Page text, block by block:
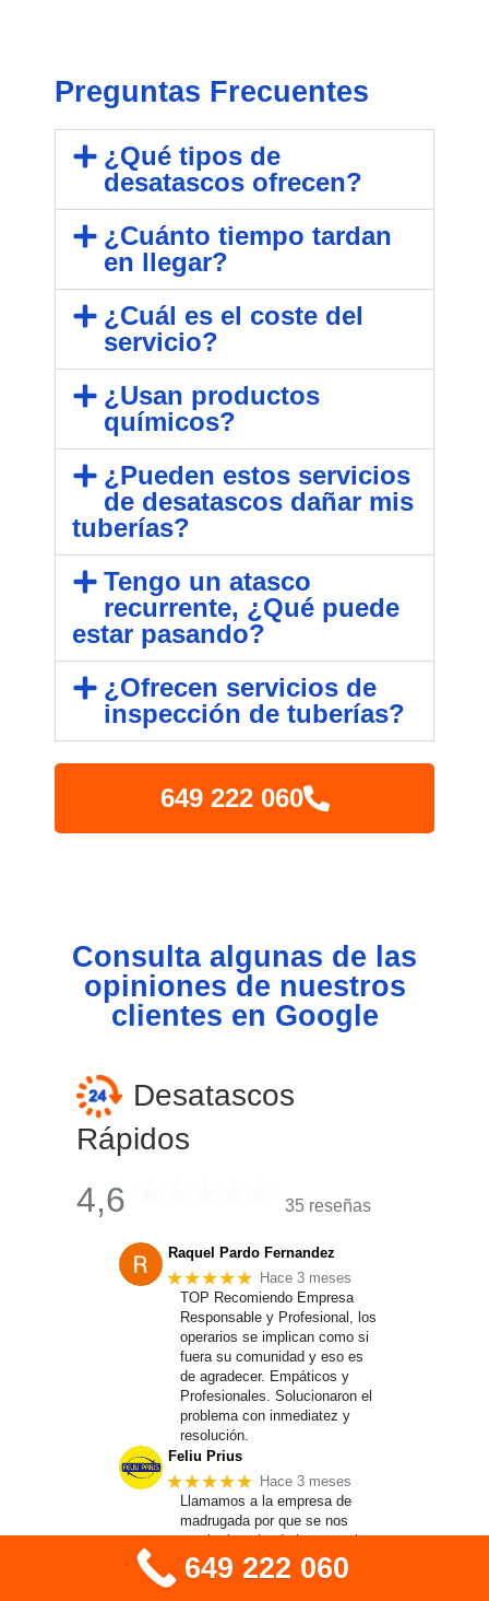
Preguntas Frecuentes
¿Qué tipos de
desatascos ofrecen?
¿Cuánto tiempo tardan
en llegar?
¿Cuál es el coste del
servicio?
¿Usan productos
químicos?
¿Pueden estos servicios
de desatascos dañar mis
tuberías?
Tengo un atasco
recurrente, ¿Qué puede
estar pasando?
¿Ofrecen servicios de
inspección de tuberías?
649 222 060
Consulta algunas de las
opiniones de nuestros
clientes en Google
Desatascos
Rápidos
4,6 35 reseñas
Raquel Pardo Fernandez
★★★★★ Hace 3 meses
TOP Recomiendo Empresa
Responsable y Profesional, los
operarios se implican como si
fuera su comunidad y eso es
de agradecer. Empáticos y
Profesionales. Solucionaron el
problema con inmediatez y
resolución.
Feliu Prius
★★★★★ Hace 3 meses
Llamamos a la empresa de
madrugada por que se nos
estaba inundando la casa , la
señorita del teñefono nos
atendio muy bien si no
649 222 060